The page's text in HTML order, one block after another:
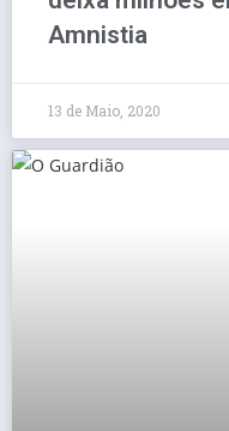
Amnistia
13 de Maio, 2020